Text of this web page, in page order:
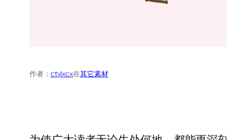
作者： ctylxcx在其它素材